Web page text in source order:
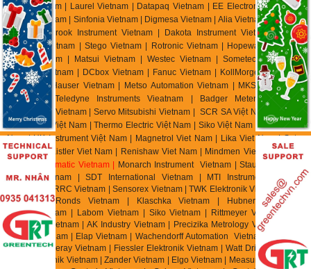
Setra Vietnam | Laurel Vietnam | Datapaq Vietnam | EE Electronik Vietnam |
Banico Vietnam | Sinfonia Vietnam | Digmesa Vietnam | Alia Vietnam | Flowline
Vietnam | Brook Instrument Vietnam | Dakota Instrument Vietnam | Diehl
Metering Vietnam | Stego Vietnam | Rotronic Vietnam | Hopeway Vietnam |
Beko Vietnam | Matsui Vietnam | Westec Vietnam | Sometech Vietnam |
Offshore Vietnam | DCbox Vietnam | Fanuc Vietnam | KollMorgen Vietnam |
Endress & Hauser Vietnam | Metso Automation Vietnam | MKS Instruments
Vietnam | Teledyne Instruments Vieatnam | Badger Meter Vietnam |
Hirschmann Vietnam | Servo Mitsubishi Vietnam | SCR SA Việt Nam | Biotech
Flow Meter Việt Nam | Thermo Electric Việt Nam | Siko Việt Nam | Klinger Việt
Nam | HK Instrument Việt Nam | Magnetrol Viet Nam | Lika Viet Nam | Setra
Viet Nam | Kistler Viet Nam | Renishaw Viet Nam | Mindmen Vietnam |Airtac
| Gimatic Vietnam | Monarch Instrument Vietnam | Stauff Vietnam |
Burster Vietnam | SDT International Vietnam | MTI Instrument Vietnam
| Zhuzhou CRRC Vietnam | Sensorex Vietnam | TWK Elektronik Vietnam | ASC
Vietnam | Ronds Vietnam | Klaschka Vietnam | Hubner Vietnam |
HainzlVietnam | Labom Vietnam | Siko Vietnam | Rittmeyer Vietnam | TR
Electronic Vietnam | AK Industry Vietnam | Precizika Metrology Vietnam | Dis
Sensor Vietnam | Elap Vietnam | Wachendorff Automation Vietnam | Foxboro
Vietnam | Fireray Vietnam | Fiessler Elektronik Vietnam | Watt Drive Vietnam |
Murr Elektronik Vietnam | Zander Vietnam | Elgo Vietnam | Measurex Vietnam |